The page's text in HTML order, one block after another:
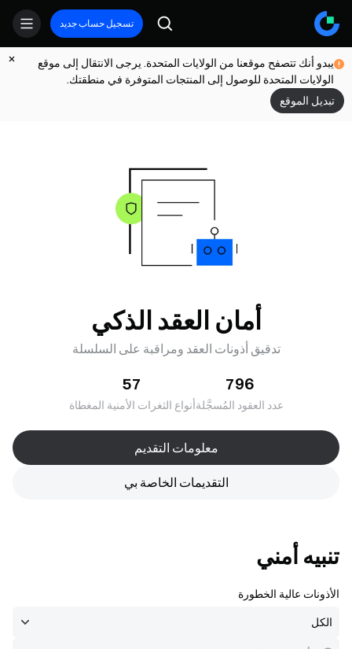
تسجيل حساب جديد
يبدو أنك تتصفح موقعنا من الولايات المتحدة. يرجى الانتقال إلى موقع
الولايات المتحدة للوصول إلى المنتجات المتوفرة في منطقتك.
تبديل الموقع
أمان العقد الذكي
تدقيق أذونات العقد ومراقبة على السلسلة
796
عدد العقود المُسجَّلة
57
أنواع الثغرات الأمنية المغطاة
معلومات التقديم
التقديمات الخاصة بي
تنبيه أمني
الأذونات عالية الخطورة